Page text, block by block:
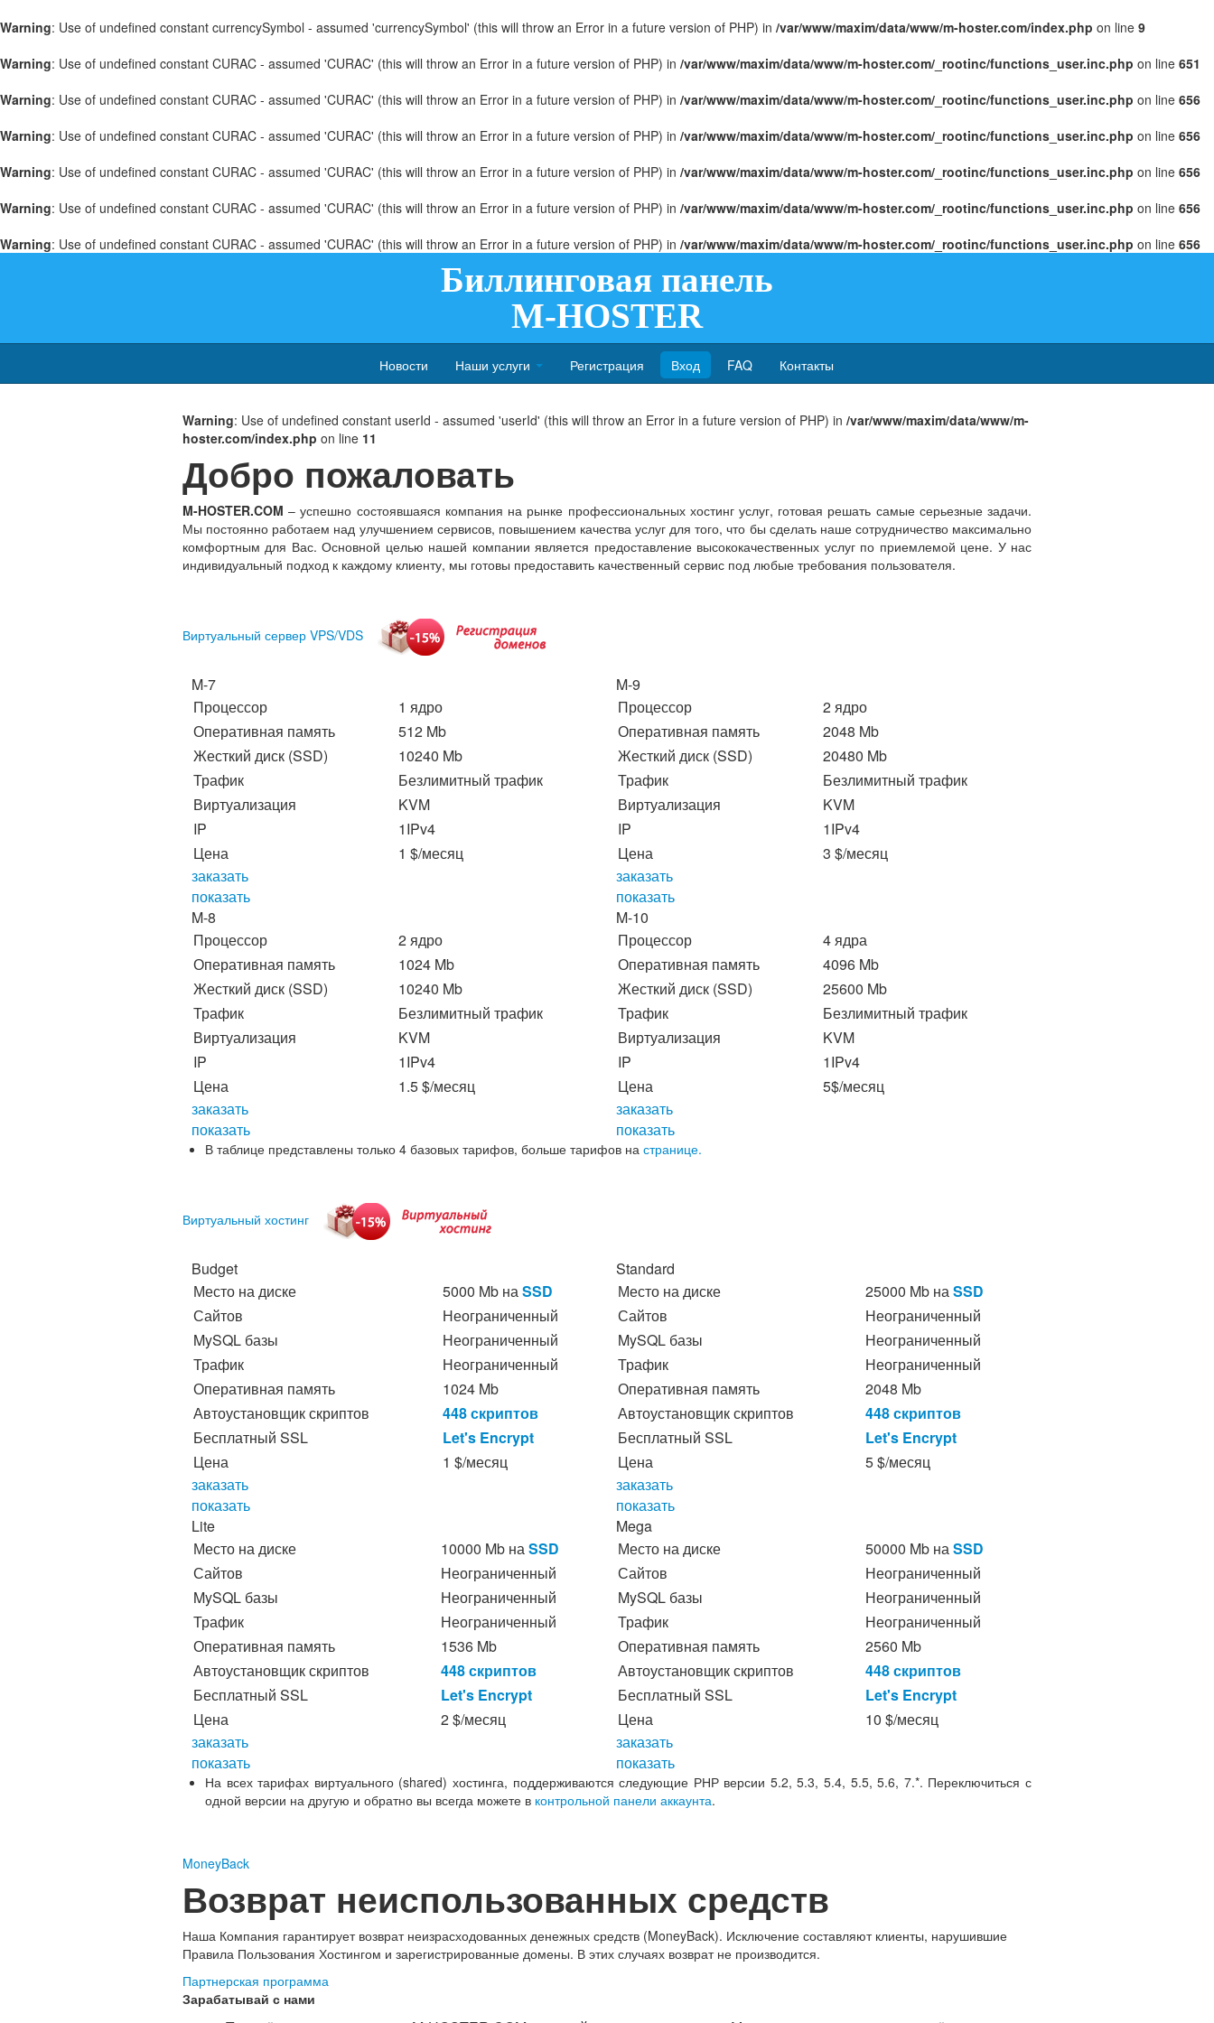
Warning: Use of undefined constant currencySymbol - assumed 'currencySymbol' (this will throw an Error in a future version of PHP) in /var/www/maxim/data/www/m-hoster.com/index.php on line 9
Warning: Use of undefined constant CURAC - assumed 'CURAC' (this will throw an Error in a future version of PHP) in /var/www/maxim/data/www/m-hoster.com/_rootinc/functions_user.inc.php on line 651
Warning: Use of undefined constant CURAC - assumed 'CURAC' (this will throw an Error in a future version of PHP) in /var/www/maxim/data/www/m-hoster.com/_rootinc/functions_user.inc.php on line 656
Warning: Use of undefined constant CURAC - assumed 'CURAC' (this will throw an Error in a future version of PHP) in /var/www/maxim/data/www/m-hoster.com/_rootinc/functions_user.inc.php on line 656
Warning: Use of undefined constant CURAC - assumed 'CURAC' (this will throw an Error in a future version of PHP) in /var/www/maxim/data/www/m-hoster.com/_rootinc/functions_user.inc.php on line 656
Warning: Use of undefined constant CURAC - assumed 'CURAC' (this will throw an Error in a future version of PHP) in /var/www/maxim/data/www/m-hoster.com/_rootinc/functions_user.inc.php on line 656
Warning: Use of undefined constant CURAC - assumed 'CURAC' (this will throw an Error in a future version of PHP) in /var/www/maxim/data/www/m-hoster.com/_rootinc/functions_user.inc.php on line 656
Биллинговая панель
M-HOSTER
Новости Наши услуги Регистрация Вход FAQ Контакты
Warning: Use of undefined constant userId - assumed 'userId' (this will throw an Error in a future version of PHP) in /var/www/maxim/data/www/m-
hoster.com/index.php on line 11
Добро пожаловать
M-HOSTER.COM– успешно состоявшаяся компания на рынке профессиональных хостинг услуг, готовая решать самые серьезные задачи.
Мы постоянно работаем над улучшением сервисов, повышением качества услуг для того, что бы сделать наше сотрудничество максимально
комфортным для Вас. Основной целью нашей компании является предоставление высококачественных услуг по приемлемой цене. У нас
индивидуальный подход к каждому клиенту, мы готовы предоставить качественный сервис под любые требования пользователя.
Виртуальный сервер VPS/VDS
M-7
Процессор
1 ядро
Оперативная память
512 Mb
Жесткий диск (SSD)
10240 Mb
Трафик
Безлимитный трафик
Виртуализация
KVM
IP
1IPv4
Цена
1 $/месяц
заказать
показать
M-8
Процессор
2 ядро
Оперативная память
1024 Mb
Жесткий диск (SSD)
10240 Mb
Трафик
Безлимитный трафик
Виртуализация
KVM
IP
1IPv4
Цена
1.5 $/месяц
заказать
показать
M-9
Процессор
2 ядро
Оперативная память
2048 Mb
Жесткий диск (SSD)
20480 Mb
Трафик
Безлимитный трафик
Виртуализация
KVM
IP
1IPv4
Цена
3 $/месяц
заказать
показать
M-10
Процессор
4 ядра
Оперативная память
4096 Mb
Жесткий диск (SSD)
25600 Mb
Трафик
Безлимитный трафик
Виртуализация
KVM
IP
1IPv4
Цена
5$/месяц
заказать
показать
В таблице представлены только 4 базовых тарифов, больше тарифов на странице.
Виртуальный хостинг
Budget
Место на диске
5000 Mb наSSD
Сайтов
Неограниченный
MySQL базы
Неограниченный
Трафик
Неограниченный
Оперативная память
1024 Mb
Автоустановщик скриптов
448 скриптов
Бесплатный SSL
Let's Encrypt
Цена
1 $/месяц
заказать
показать
Lite
Место на диске
10000 Mb наSSD
Сайтов
Неограниченный
MySQL базы
Неограниченный
Трафик
Неограниченный
Оперативная память
1536 Mb
Автоустановщик скриптов
448 скриптов
Бесплатный SSL
Let's Encrypt
Цена
2 $/месяц
заказать
показать
Standard
Место на диске
25000 Mb наSSD
Сайтов
Неограниченный
MySQL базы
Неограниченный
Трафик
Неограниченный
Оперативная память
2048 Mb
Автоустановщик скриптов
448 скриптов
Бесплатный SSL
Let's Encrypt
Цена
5 $/месяц
заказать
показать
Mega
Место на диске
50000 Mb наSSD
Сайтов
Неограниченный
MySQL базы
Неограниченный
Трафик
Неограниченный
Оперативная память
2560 Mb
Автоустановщик скриптов
448 скриптов
Бесплатный SSL
Let's Encrypt
Цена
10 $/месяц
заказать
показать
На всех тарифах виртуального (shared) хостинга, поддерживаются следующие РНР версии 5.2, 5.3, 5.4, 5.5, 5.6, 7.*. Переключиться с
одной версии на другую и обратно вы всегда можете в контрольной панели аккаунта.
MoneyBack
Возврат неиспользованных средств
Наша Компания гарантирует возврат неизрасходованных денежных средств (MoneyBack). Исключение составляют клиенты, нарушившие
Правила Пользования Хостингом и зарегистрированные домены. В этих случаях возврат не производится.
Партнерская программа
Зарабатывай с нами